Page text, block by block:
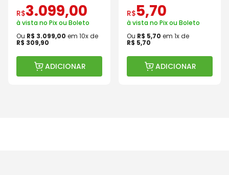
R$3.099,00
à vista no Pix ou Boleto
Ou R$ 3.099,00 em 10x de
R$ 309,90
ADICIONAR
R$5,70
à vista no Pix ou Boleto
Ou R$ 5,70 em 1x de
R$ 5,70
ADICIONAR